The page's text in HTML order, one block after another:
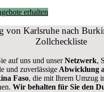
erhalten
von Karlsruhe nach
Zollcheckliste
auf uns und unserNetzwerk,
und zuverlässige Abwicklung
Faso, die mit Ihrem Umzug
Wir behalten für Sie den